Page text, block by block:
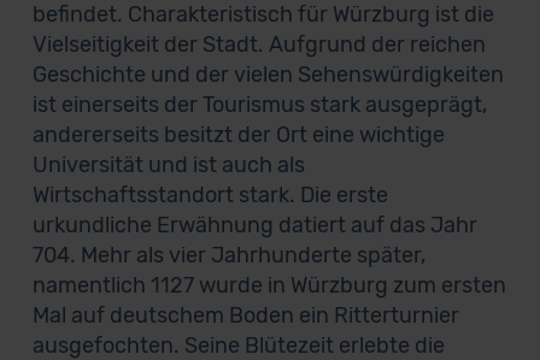
befindet. Charakteristisch für Würzburg ist die
Vielseitigkeit der Stadt. Aufgrund der reichen
Geschichte und der vielen Sehenswürdigkeiten
ist einerseits der Tourismus stark ausgeprägt,
andererseits besitzt der Ort eine wichtige
Universität und ist auch als
Wirtschaftsstandort stark. Die erste
urkundliche Erwähnung datiert auf das Jahr
704. Mehr als vier Jahrhunderte später,
namentlich 1127 wurde in Würzburg zum ersten
Mal auf deutschem Boden ein Ritterturnier
ausgefochten. Seine Blütezeit erlebte die